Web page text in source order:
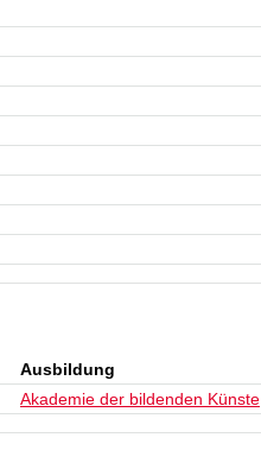
Ausbildung
Akademie der bildenden